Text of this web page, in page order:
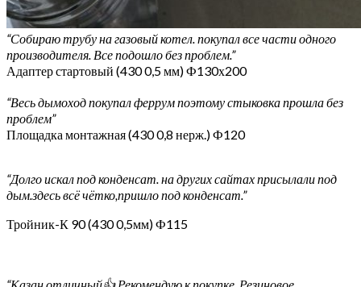
“Собираю трубу на газовый котел. покупал все части одного
производителя. Все подошло без проблем.”
Адаптер стартовый (430 0,5 мм) Ф130х200
“Весь дымоход покупал феррум поэтому стыковка прошла без
проблем”
Площадка монтажная (430 0,8 нерж.) Ф120
“Долго искал под конденсат. на других сайтах присылали под
дым.здесь всё чётко,пришло под конденсат.”
Тройник-К 90 (430 0,5мм) Ф115